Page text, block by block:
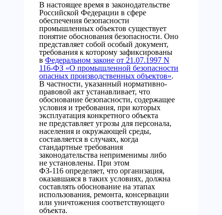
В настоящее время в законодательстве
Российской Федерации в сфере
обеспечения безопасности
промышленных объектов существует
понятие обоснования безопасности. Оно
представляет собой особый документ,
требования к которому зафиксированы
в Федеральном законе от 21.07.1997 N
116-ФЗ «О промышленной безопасности
опасных производственных объектов».
В частности, указанный нормативно-
правовой акт устанавливает, что
обоснование безопасности, содержащее
условия и требования, при которых
эксплуатация конкретного объекта
не представляет угрозы для персонала,
населения и окружающей среды,
составляется в случаях, когда
стандартные требования
законодательства неприменимы либо
не установлены. При этом
ФЗ-116 определяет, что организация,
оказавшаяся в таких условиях, должна
составлять обоснование на этапах
использования, ремонта, консервации
или уничтожения соответствующего
объекта.